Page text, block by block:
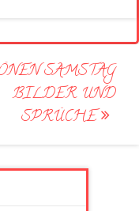
SAMSTAG
BILDER UND
SPRÜCHE